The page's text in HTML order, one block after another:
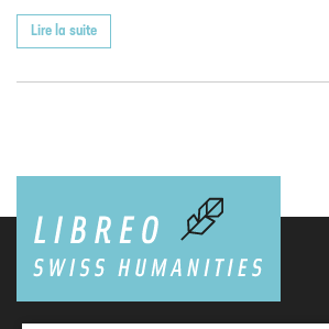
Lire la suite